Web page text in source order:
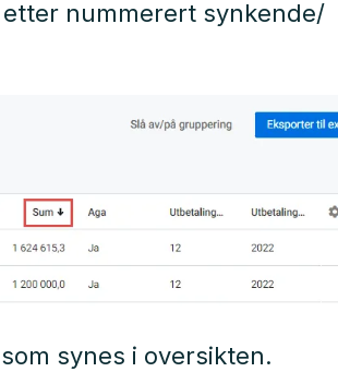
nummerert synkende/
synes i oversikten.